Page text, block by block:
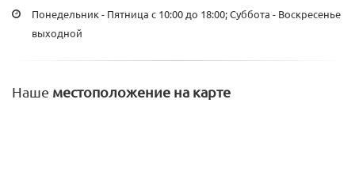
Понедельник - Пятница с 10:00 до 18:00; Суббота - Воскресенье
выходной
Наше местоположение на карте